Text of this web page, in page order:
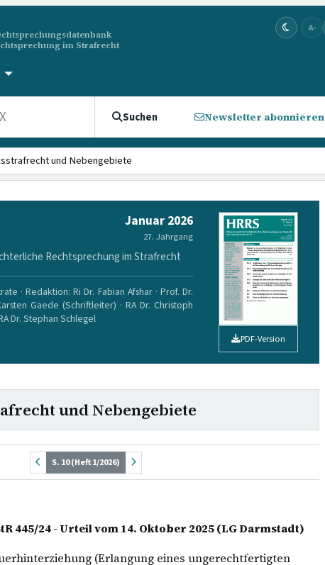
im Strafrecht
A-
Suchen Newsletter abonnieren
und Nebengebiete
Januar 2026
27. Jahrgang
Rechtsprechung im Strafrecht
· Redaktion: Ri Dr. Fabian Afshar · Prof. Dr.
Gaede (Schriftleiter) · RA Dr. Christoph
Dr. Stephan Schlegel
PDF-Version
und Nebengebiete
S. 10 (Heft 1/2026)
445/24 - Urteil vom 14. Oktober 2025 (LG Darmstadt)
(Erlangung eines ungerechtfertigten